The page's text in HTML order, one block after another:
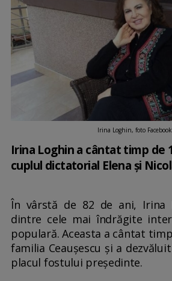
Irina Loghin, foto Facebook
Irina Loghin a cântat timp de
cuplul dictatorial Elena și
În vârstă de 82 de ani, Irina
dintre cele mai îndrăgite
populară. Aceasta a cântat
familia Ceaușescu și a
placul fostului președinte.